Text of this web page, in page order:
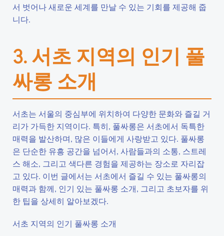
서 벗어나 새로운 세계를 만날 수 있는 기회를 제공해 줍
니다.
3. 서초 지역의 인기 풀
싸롱 소개
서초는 서울의 중심부에 위치하여 다양한 문화와 즐길 거
리가 가득한 지역이다. 특히, 풀싸롱은 서초에서 독특한
매력을 발산하며, 많은 이들에게 사랑받고 있다. 풀싸롱
은 단순한 유흥 공간을 넘어서, 사람들과의 소통, 스트레
스 해소, 그리고 색다른 경험을 제공하는 장소로 자리잡
고 있다. 이번 글에서는 서초에서 즐길 수 있는 풀싸롱의
매력과 함께, 인기 있는 풀싸롱 소개, 그리고 초보자를 위
한 팁을 상세히 알아보겠다.
서초 지역의 인기 풀싸롱 소개